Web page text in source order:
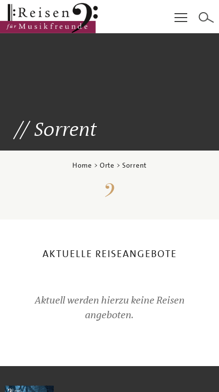
Hauptinhalt Fußzeile Cookie-Einstellungen
Sorrent
Home > Orte > Sorrent
AKTUELLE REISEANGEBOTE
Aktuell werden hierzu keine Reisen
angeboten.